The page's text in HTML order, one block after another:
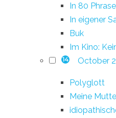
In 80
In eigener
Buk
Im Kino:
14 October
Polyglott
Meine